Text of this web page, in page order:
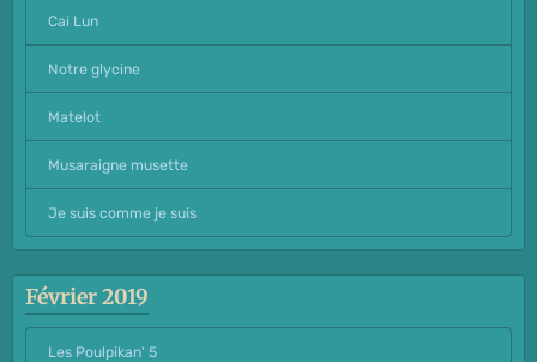
Cai Lun
Notre glycine
Matelot
Musaraigne musette
Je suis comme je suis
Février 2019
Les Poulpikan' 5